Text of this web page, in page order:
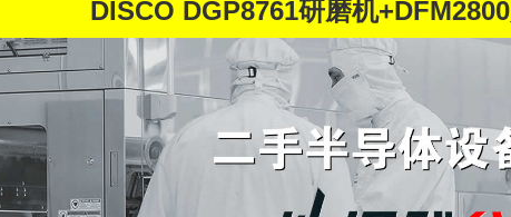
DISCO DGP8761研磨机